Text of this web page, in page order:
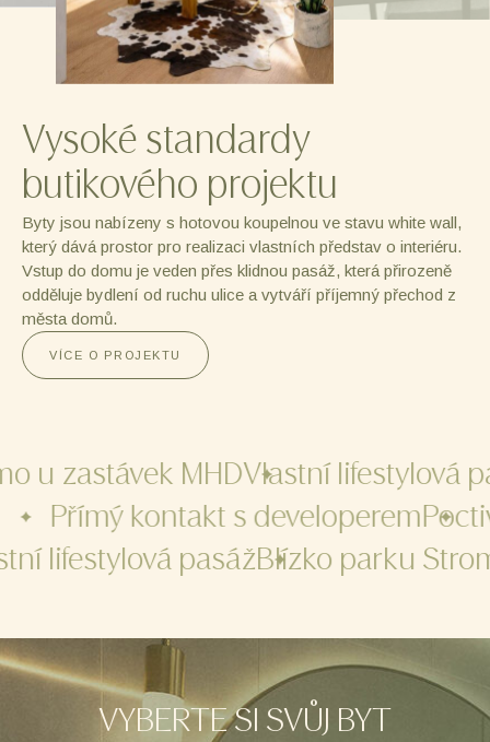
Vysoké standardy
butikového projektu
Byty jsou nabízeny s hotovou koupelnou ve stavu white wall,
který dává prostor pro realizaci vlastních představ o interiéru.
Vstup do domu je veden přes klidnou pasáž, která přirozeně
odděluje bydlení od ruchu ulice a vytváří příjemný přechod z
města domů.
VÍCE O PROJEKTU
u zastávek MHDVlastní lifestylová
Přímý kontakt s developerem
lifestylová pasážBlízko parku
VYBERTE SI SVŮJ BYT